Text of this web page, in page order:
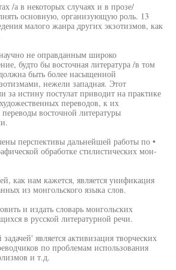
/а в некоторых случаях и в прозе/
основную, организующую роль. 13
малого жанра других экзотизмов, как
не оправданным широко
будто бы восточная литература /в том
быть более насыщенной
нежели западная. Этот
истину постулат приводит на практике
переводов, к их
переводы восточной литературы
перспективы дальнейшей работы по •
обработке стилистических мон-
как нам кажется, является унификация
из монгольского языка слов.
и издать словарь монгольских
в русской литературной речи.
является активизация творческих
по проблемам использования
и т.д.